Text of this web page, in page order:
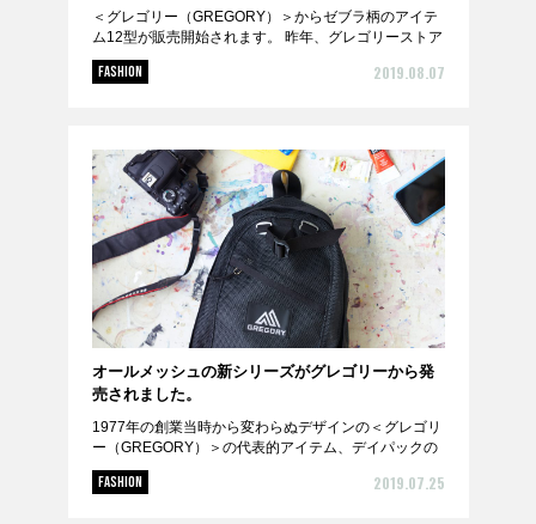
＜グレゴリー（GREGORY）＞からゼブラ柄のアイテ
ム12型が販売開始されます。 昨年、グレゴリーストア
限定で販売され好評だったアニマル柄コレクションが
今年はゼブラ柄バージョンとして新登場。 アニマル...
FASHION 2019.08.07
オールメッシュの新シリーズがグレゴリーから発
売されました。
1977年の創業当時から変わらぬデザインの＜グレゴリ
ー（GREGORY）＞の代表的アイテム、デイパックの
ボディ部分が夏仕様のメッシュ素材に変更され販売さ
れました。 環境にも考慮したNon PVCメッシ...
FASHION 2019.07.25